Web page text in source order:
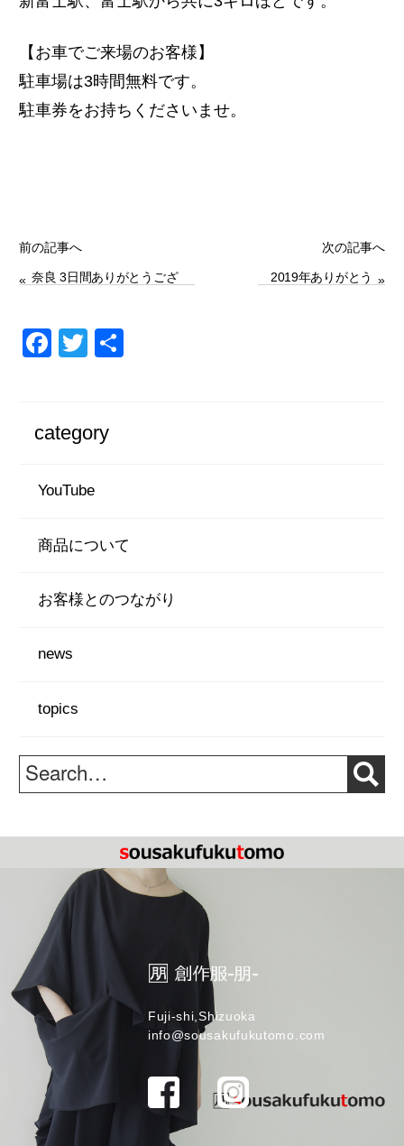
【お車でご来場のお客様】
駐車場は3時間無料です。
駐車券をお持ちくださいませ。
前の記事へ
« 奈良 3日間ありがとうござ
次の記事へ
2019年ありがとう »
F
e
o
k
T
er
category
YouTube
商品について
お客様とのつながり
news
topics
Fuji-shi,Shizuoka
info@sousakufukutomo.com